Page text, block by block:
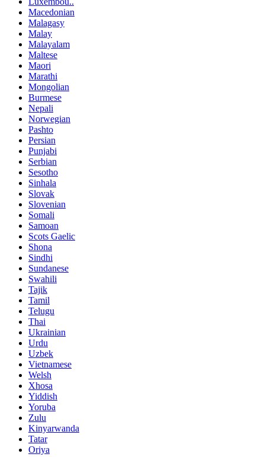
Macedonian
Malagasy
Malay
Malayalam
Maltese
Maori
Marathi
Mongolian
Burmese
Nepali
Norwegian
Pashto
Persian
Punjabi
Serbian
Sesotho
Sinhala
Slovak
Slovenian
Somali
Samoan
Scots Gaelic
Shona
Sindhi
Sundanese
Swahili
Tajik
Tamil
Telugu
Thai
Ukrainian
Urdu
Uzbek
Vietnamese
Welsh
Xhosa
Yiddish
Yoruba
Zulu
Kinyarwanda
Tatar
Oriya